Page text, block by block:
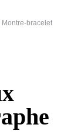
Montre-bracelet